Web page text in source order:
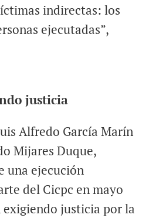
indirectas: los
ejecutadas”,
justicia
Alfredo García Marín
Mijares Duque,
una ejecución
del Cicpc en mayo
exigiendo justicia por la